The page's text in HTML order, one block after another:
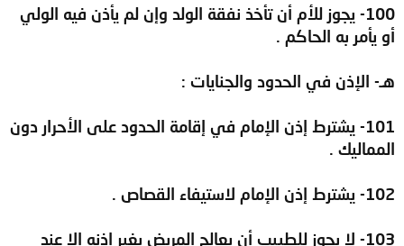
100- يجوز للأم أن تأخذ نفقة الولد وإن لم يأذن فيه الولي
أو يأمر به الحاكم .
هـ- الإذن في الحدود والجنايات :
101- يشترط إذن الإمام في إقامة الحدود على الأحرار دون
المماليك .
102- يشترط إذن الإمام لاستيفاء القصاص .
103- لا يجوز للطبيب أن يعالج المريض بغير إذنه إلا عند